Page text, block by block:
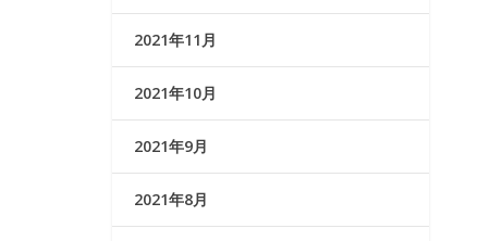
2021年11月
2021年10月
2021年9月
2021年8月